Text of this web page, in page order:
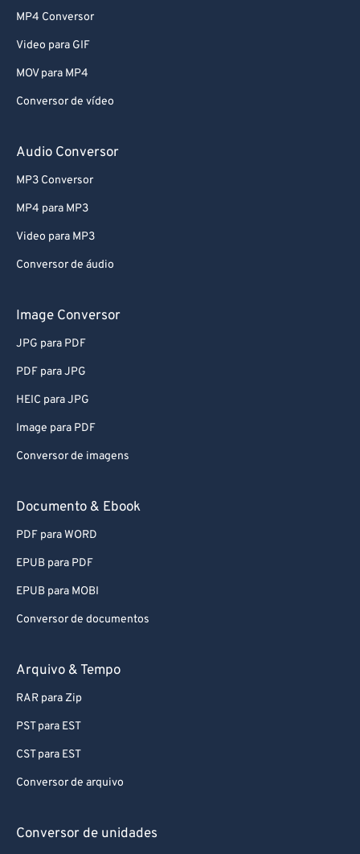
MP4 Conversor
Video para GIF
MOV para MP4
Conversor de vídeo
Audio Conversor
MP3 Conversor
MP4 para MP3
Video para MP3
Conversor de áudio
Image Conversor
JPG para PDF
PDF para JPG
HEIC para JPG
Image para PDF
Conversor de imagens
Documento & Ebook
PDF para WORD
EPUB para PDF
EPUB para MOBI
Conversor de documentos
Arquivo & Tempo
RAR para Zip
PST para EST
CST para EST
Conversor de arquivo
Conversor de unidades